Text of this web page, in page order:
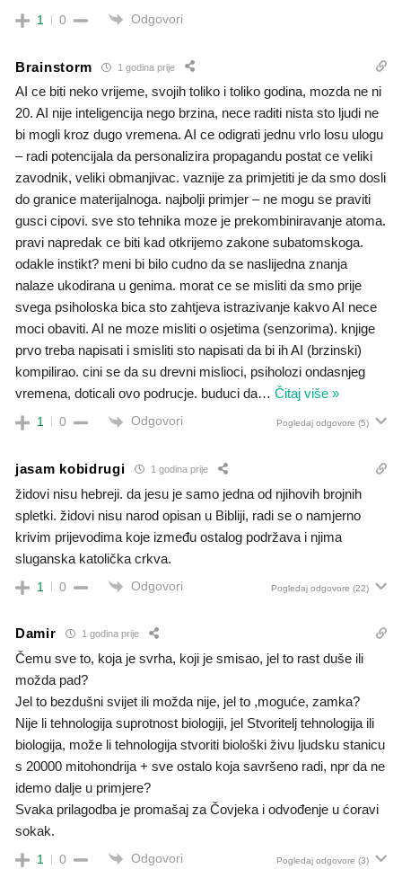
1 0 Odgovori
Brainstorm 1 godina prije
AI ce biti neko vrijeme, svojih toliko i toliko godina, mozda ne ni
20. AI nije inteligencija nego brzina, nece raditi nista sto ljudi ne
bi mogli kroz dugo vremena. AI ce odigrati jednu vrlo losu ulogu
– radi potencijala da personalizira propagandu postat ce veliki
zavodnik, veliki obmanjivac. vaznije za primjetiti je da smo dosli
do granice materijalnoga. najbolji primjer – ne mogu se praviti
gusci cipovi. sve sto tehnika moze je prekombiniravanje atoma.
pravi napredak ce biti kad otkrijemo zakone subatomskoga.
odakle instikt? meni bi bilo cudno da se naslijedna znanja
nalaze ukodirana u genima. morat ce se misliti da smo prije
svega psiholoska bica sto zahtjeva istrazivanje kakvo AI nece
moci obaviti. AI ne moze misliti o osjetima (senzorima). knjige
prvo treba napisati i smisliti sto napisati da bi ih AI (brzinski)
kompilirao. cini se da su drevni mislioci, psiholozi ondasnjeg
vremena, doticali ovo podrucje. buduci da… Čitaj više »
1 0 Odgovori Pogledaj odgovore (5)
jasam kobidrugi 1 godina prije
židovi nisu hebreji. da jesu je samo jedna od njihovih brojnih
spletki. židovi nisu narod opisan u Bibliji, radi se o namjerno
krivim prijevodima koje između ostalog podržava i njima
sluganska katolička crkva.
1 0 Odgovori Pogledaj odgovore (22)
Damir 1 godina prije
Čemu sve to, koja je svrha, koji je smisao, jel to rast duše ili
možda pad?
Jel to bezdušni svijet ili možda nije, jel to ,moguće, zamka?
Nije li tehnologija suprotnost biologiji, jel Stvoritelj tehnologija ili
biologija, može li tehnologija stvoriti biološki živu ljudsku stanicu
s 20000 mitohondrija + sve ostalo koja savršeno radi, npr da ne
idemo dalje u primjere?
Svaka prilagodba je promašaj za Čovjeka i odvođenje u ćoravi
sokak.
1 0 Odgovori Pogledaj odgovore (3)